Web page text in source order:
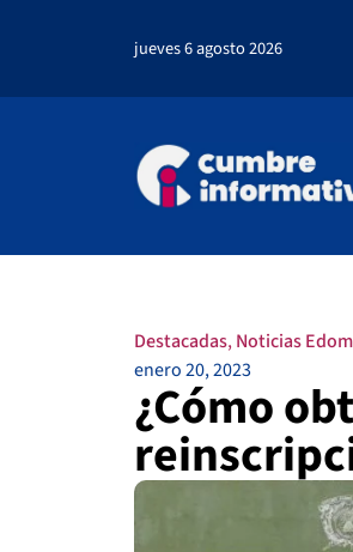
jueves 6 agosto 2026
Destacadas,Noticias
enero 20, 2023
¿Cómo